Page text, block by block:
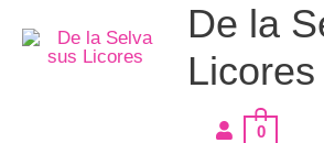
De la
Licores
Menú
principal
0